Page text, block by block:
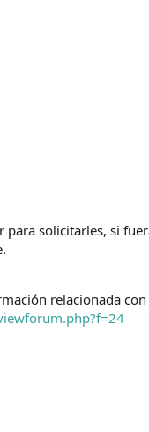
para solicitarles, si
relacionada